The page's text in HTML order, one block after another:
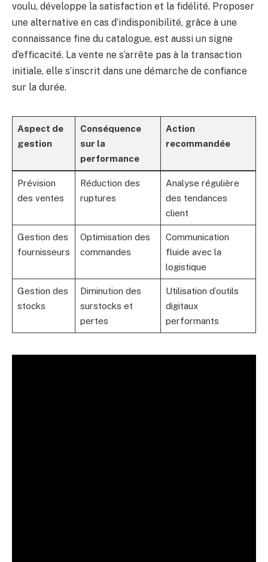
voulu, développe la satisfaction et la fidélité. Proposer
une alternative en cas d’indisponibilité, grâce à une
connaissance fine du catalogue, est aussi un signe
d’efficacité. La vente ne s’arrête pas à la transaction
initiale, elle s’inscrit dans une démarche de confiance
sur la durée.
Aspect de
gestion
Conséquence
sur la
performance
Action
recommandée
Prévision
des ventes
Réduction des
ruptures
Analyse régulière
des tendances
client
Gestion des
fournisseurs
Optimisation des
commandes
Communication
fluide avec la
logistique
Gestion des
stocks
Diminution des
surstocks et
pertes
Utilisation d’outils
digitaux
performants